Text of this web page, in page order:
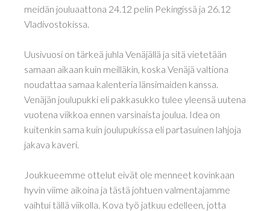
meidän jouluaattona 24.12 pelin Pekingissä ja 26.12
Vladivostokissa.
Uusivuosi on tärkeä juhla Venäjällä ja sitä vietetään
samaan aikaan kuin meilläkin, koska Venäjä valtiona
noudattaa samaa kalenteria länsimaiden kanssa.
Venäjän joulupukki eli pakkasukko tulee yleensä uutena
vuotena viikkoa ennen varsinaista joulua. Idea on
kuitenkin sama kuin joulupukissa eli partasuinen lahjoja
jakava kaveri.
Joukkueemme ottelut eivät ole menneet kovinkaan
hyvin viime aikoina ja tästä johtuen valmentajamme
vaihtui tällä viikolla. Kova työ jatkuu edelleen, jotta